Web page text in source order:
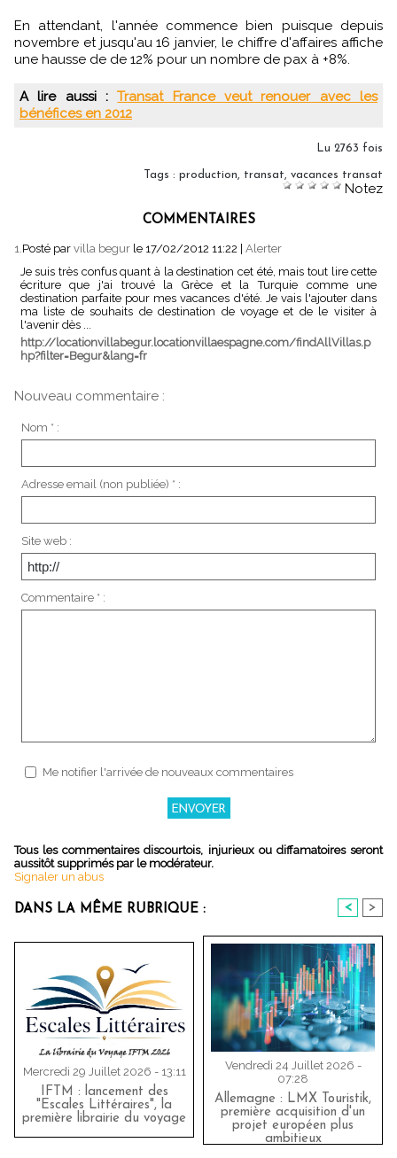
En attendant, l'année commence bien puisque depuis
novembre et jusqu'au 16 janvier, le chiffre d'affaires affiche
une hausse de de 12% pour un nombre de pax à +8%.
A lire aussi : Transat France veut renouer avec les
bénéfices en 2012
Lu 2763 fois
Tags : production transat vacances transat
Notez
COMMENTAIRES
1. Posté par villa begur le 17/02/2012 11:22 | Alerter
Je suis très confus quant à la destination cet été, mais tout lire cette
écriture que j'ai trouvé la Grèce et la Turquie comme une
destination parfaite pour mes vacances d'été. Je vais l'ajouter dans
ma liste de souhaits de destination de voyage et de le visiter à
l'avenir dès ...
http://locationvillabegur.locationvillaespagne.com/findAllVillas.p
hp?filter=Begur&lang=fr
Nouveau commentaire :
Nom * :
Adresse email (non publiée) * :
Site web :
Commentaire * :
Me notifier l'arrivée de nouveaux commentaires
Tous les commentaires discourtois, injurieux ou diffamatoires seront
aussitôt supprimés par le modérateur.
Signaler un abus
DANS LA MÊME RUBRIQUE : < >
Mercredi 29 Juillet 2026 - 13:11
IFTM : lancement des
"Escales Littéraires", la
première librairie du voyage
Vendredi 24 Juillet 2026 -
07:28
Allemagne : LMX Touristik,
première acquisition d'un
projet européen plus
ambitieux